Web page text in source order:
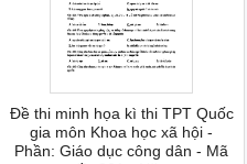
Đề thi minh họa kì thi TPT Quốc
gia môn Khoa học xã hội -
Phần: Giáo dục công dân - Mã